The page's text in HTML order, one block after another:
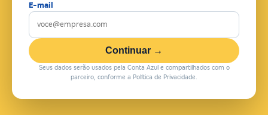
E-mail
Continuar →
Seus dados serão usados pela Conta Azul e compartilhados com o
parceiro, conforme a Política de Privacidade.